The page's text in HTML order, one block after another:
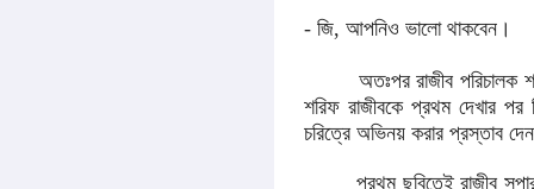
- জি, আপনিও ভালো থাকবেন ।
অতঃপর রাজীব পরিচালক
শরিফ রাজীবকে প্রথম দেখার পর
চরিত্রে অভিনয় করার প্রস্তাব
প্রথম ছবিতেই রাজীব